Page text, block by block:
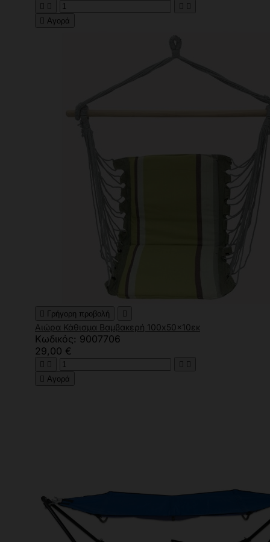
   
 Αγορά
 Γρήγορη προβολή 
Αιώρα Κάθισμα Βαμβακερή 100x50x10εκ
Κωδικός: 9007706
29,00 €
   
 Αγορά